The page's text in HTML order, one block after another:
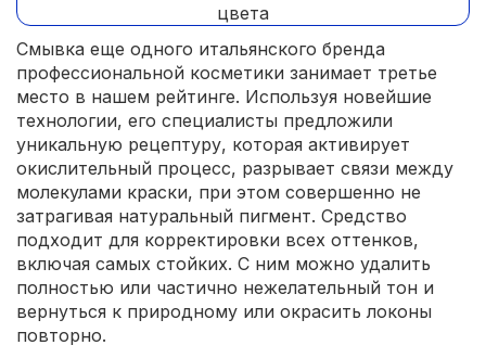
Смывка еще одного итальянского бренда
профессиональной косметики занимает третье
место в нашем рейтинге. Используя новейшие
технологии, его специалисты предложили
уникальную рецептуру, которая активирует
окислительный процесс, разрывает связи между
молекулами краски, при этом совершенно не
затрагивая натуральный пигмент. Средство
подходит для корректировки всех оттенков,
включая самых стойких. С ним можно удалить
полностью или частично нежелательный тон и
вернуться к природному или окрасить локоны
повторно.